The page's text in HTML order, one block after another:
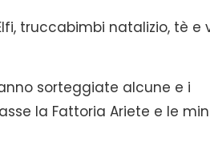
truccabimbi natalizio, tè e
sorteggiate alcune e i
la Fattoria Ariete e le